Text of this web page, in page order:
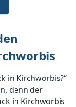
in Kirchworbis?“
denn der
in Kirchworbis